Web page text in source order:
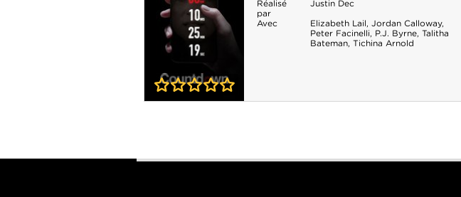
Réalisé
par
Justin Dec
Avec
Elizabeth Lail, Jordan Calloway,
Peter Facinelli, P.J. Byrne, Talitha
Bateman, Tichina Arnold